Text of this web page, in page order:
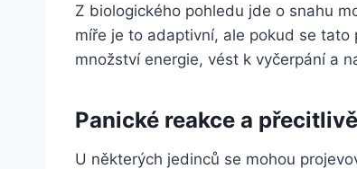
Z biologického pohledu jde o snahu
míře je to adaptivní, ale pokud se
množství energie, vést k vyčerpání a
Panické reakce a
U některých jedinců se mohou